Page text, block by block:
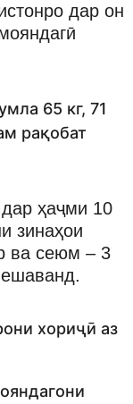
дар он
65 кг, 71
рақобат
ҳаҷми 10
зинаҳои
ва сеюм – 3
хориҷӣ аз